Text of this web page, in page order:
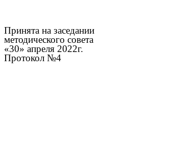
Принята на заседании
методического совета
«30» апреля 2022г.
Протокол №4